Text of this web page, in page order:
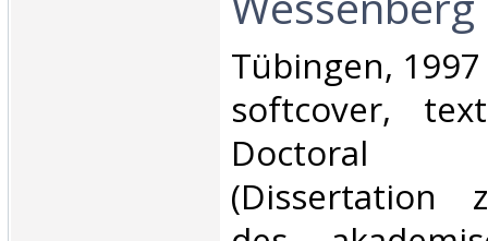
‎Tübingen,
softcover,
Doctoral
(Dissertation